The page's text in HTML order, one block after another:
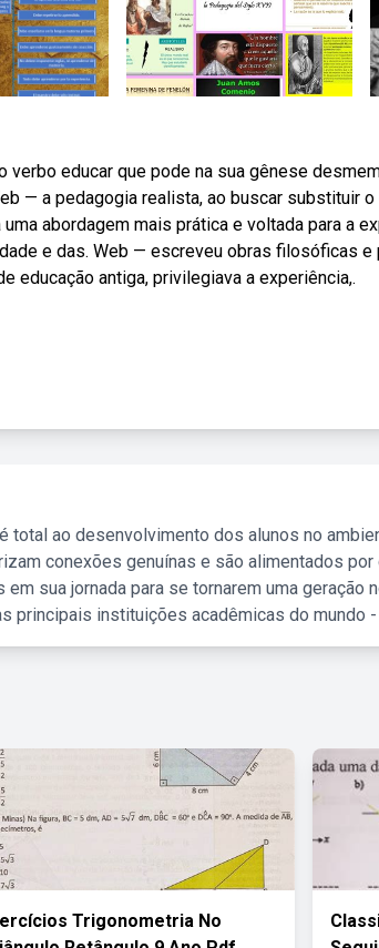
educar que pode na sua gênese
— a pedagogia realista, ao buscar substituir
abordagem mais prática e voltada para a
e das. Web — escreveu obras filosóficas e
educação antiga, privilegiava a experiência,.
total ao desenvolvimento dos alunos no
conexões genuínas e são alimentados por
sua jornada para se tornarem uma geração
principais instituições acadêmicas do mundo -
Trigonometria No